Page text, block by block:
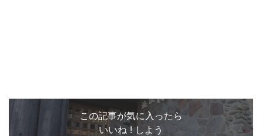
この記事が気に入ったら
いいね ! しよう